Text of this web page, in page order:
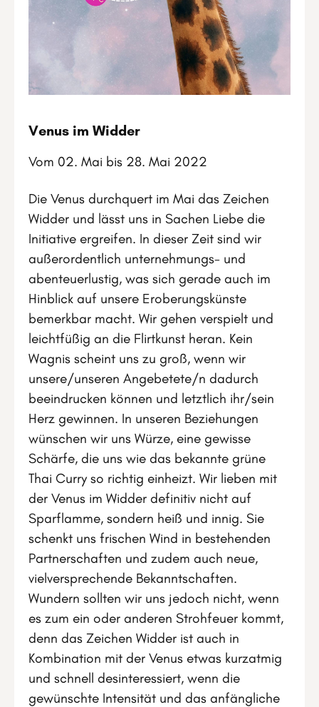
Venus im Widder
Vom 02. Mai bis 28. Mai 2022
Die Venus durchquert im Mai das Zeichen
Widder und lässt uns in Sachen Liebe die
Initiative ergreifen. In dieser Zeit sind wir
außerordentlich unternehmungs- und
abenteuerlustig, was sich gerade auch im
Hinblick auf unsere Eroberungskünste
bemerkbar macht. Wir gehen verspielt und
leichtfüßig an die Flirtkunst heran. Kein
Wagnis scheint uns zu groß, wenn wir
unsere/unseren Angebetete/n dadurch
beeindrucken können und letztlich ihr/sein
Herz gewinnen. In unseren Beziehungen
wünschen wir uns Würze, eine gewisse
Schärfe, die uns wie das bekannte grüne
Thai Curry so richtig einheizt. Wir lieben mit
der Venus im Widder definitiv nicht auf
Sparflamme, sondern heiß und innig. Sie
schenkt uns frischen Wind in bestehenden
Partnerschaften und zudem auch neue,
vielversprechende Bekanntschaften.
Wundern sollten wir uns jedoch nicht, wenn
es zum ein oder anderen Strohfeuer kommt,
denn das Zeichen Widder ist auch in
Kombination mit der Venus etwas kurzatmig
und schnell desinteressiert, wenn die
gewünschte Intensität und das anfängliche